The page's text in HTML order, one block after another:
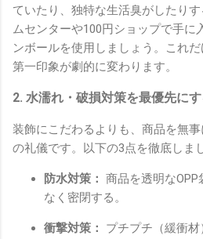
ていたり、独特な生活臭がしたり
ムセンターや100円ショップで手に
ンボールを使用しましょう。これ
第一印象が劇的に変わります。
2. 水濡れ・破損対策を最優先に
装飾にこだわるよりも、商品を無
の礼儀です。以下の3点を徹底しま
防水対策： 商品を透明な
なく密閉する。
衝撃対策：
プチプチ（緩衝材